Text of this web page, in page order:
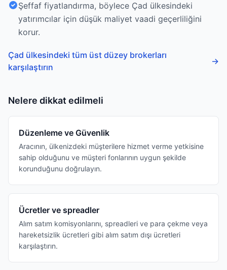
Şeffaf fiyatlandırma, böylece Çad ülkesindeki
yatırımcılar için düşük maliyet vaadi geçerliliğini
korur.
Çad ülkesindeki tüm üst düzey brokerları
karşılaştırın
→
Nelere dikkat edilmeli
Düzenleme ve Güvenlik
Aracının, ülkenizdeki müşterilere hizmet verme yetkisine
sahip olduğunu ve müşteri fonlarının uygun şekilde
korunduğunu doğrulayın.
Ücretler ve spreadler
Alım satım komisyonlarını, spreadleri ve para çekme veya
hareketsizlik ücretleri gibi alım satım dışı ücretleri
karşılaştırın.